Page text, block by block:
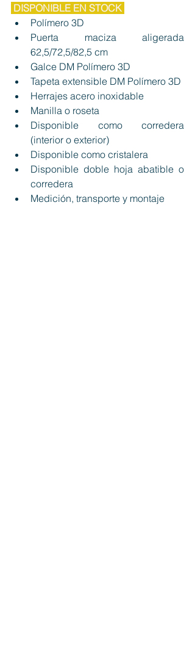
DISPONIBLE EN STOCK
Polímero 3D
Puerta maciza aligerada
62,5/72,5/82,5 cm
Galce DM Polímero 3D
Tapeta extensible DM Polímero 3D
Herrajes acero inoxidable
Manilla o roseta
Disponible como corredera
(interior o exterior)
Disponible como cristalera
Disponible doble hoja abatible o
corredera
Medición, transporte y montaje